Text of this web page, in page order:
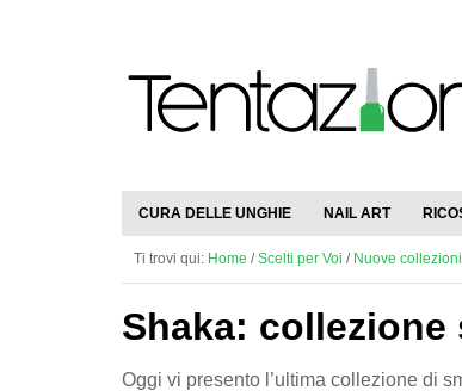
CURA DELLE UNGHIE NAIL ART
Ti trovi qui: Home / Scelti per Voi / Nuove
Shaka: collezione
Oggi vi presento l’ultima collezione di